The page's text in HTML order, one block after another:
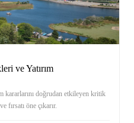
ve Yatırım
kararlarını doğrudan etkileyen kritik
fırsatı öne çıkarır.